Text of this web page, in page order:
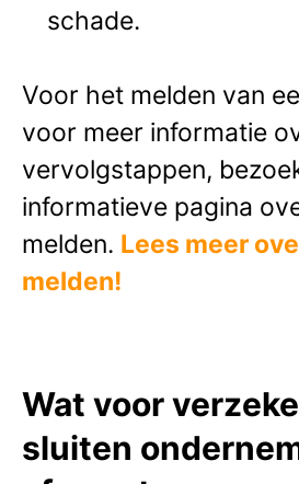
schade.
Voor het melden van
voor meer informatie
vervolgstappen,
informatieve pagina
melden. Lees meer
melden!
Wat voor
sluiten